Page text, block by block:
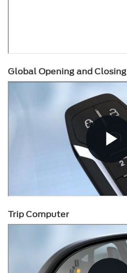
Global Opening and Closing
Trip Computer